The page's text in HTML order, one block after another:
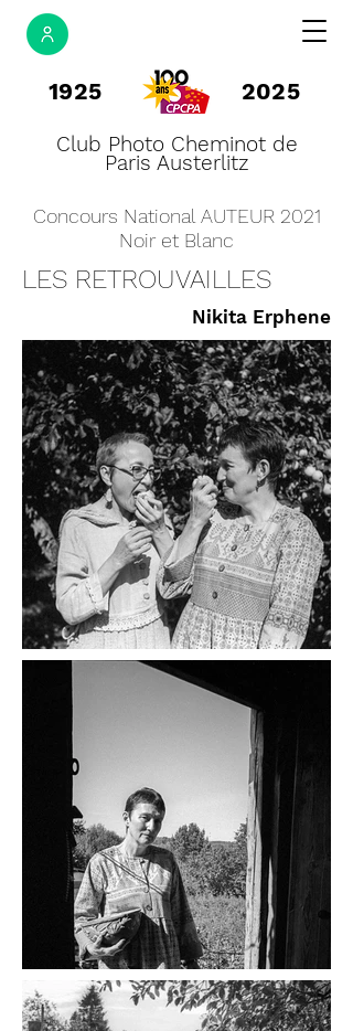
1925 2025
Club Photo Cheminot de
Paris Austerlitz
Concours National AUTEUR 2021
Noir et Blanc
LES RETROUVAILLES
Nikita Erphene